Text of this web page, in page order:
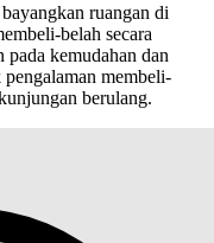
ruangan di
belah secara
kemudahan dan
membeli-
berulang.